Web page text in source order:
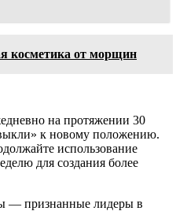
косметика от морщин
на протяжении 30
к новому положению.
использование
для создания более
— признанные лидеры в